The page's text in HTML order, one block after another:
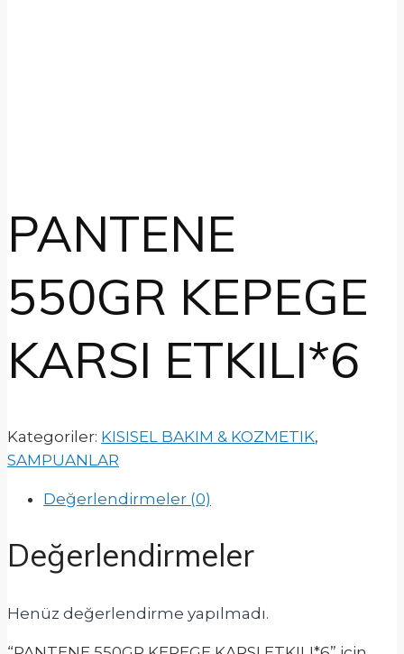
PANTENE
550GR KEPEGE
KARSI ETKILI*6
Kategoriler: KISISEL BAKIM & KOZMETIK,
SAMPUANLAR
Değerlendirmeler (0)
Değerlendirmeler
Henüz değerlendirme yapılmadı.